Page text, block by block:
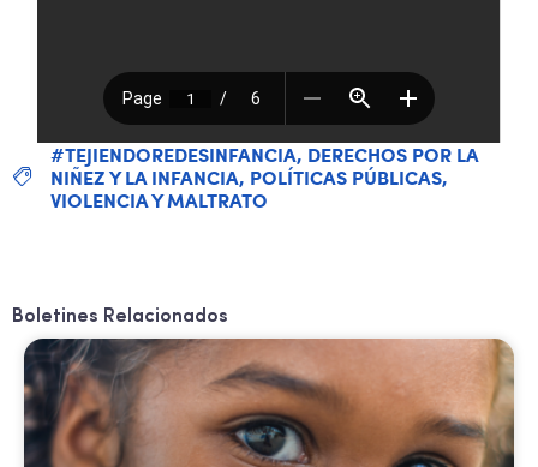
#TEJIENDOREDESINFANCIA, DERECHOS POR LA
NIÑEZ Y LA INFANCIA, POLÍTICAS PÚBLICAS,
VIOLENCIA Y MALTRATO
Boletines Relacionados